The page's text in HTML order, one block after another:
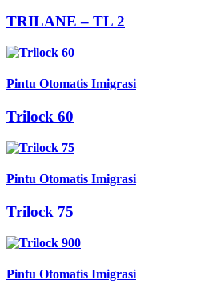
TRILANE – TL 2
Pintu Otomatis Imigrasi
Trilock 60
Pintu Otomatis Imigrasi
Trilock 75
Pintu Otomatis Imigrasi